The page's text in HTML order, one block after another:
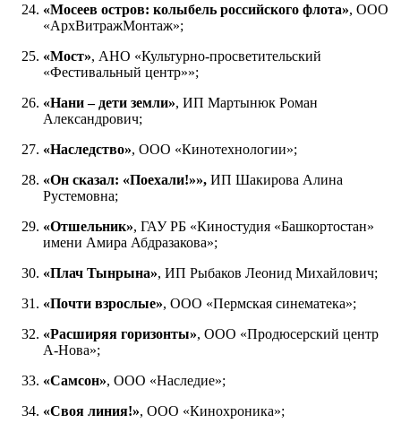
«Мосеев остров: колыбель российского флота», ООО
«АрхВитражМонтаж»;
«Мост», АНО «Культурно-просветительский
«Фестивальный центр»»;
«Нани – дети земли», ИП Мартынюк Роман
Александрович;
«Наследство», ООО «Кинотехнологии»;
«Он сказал: «Поехали!»», ИП Шакирова Алина
Рустемовна;
«Отшельник», ГАУ РБ «Киностудия «Башкортостан»
имени Амира Абдразакова»;
«Плач Тынрына», ИП Рыбаков Леонид Михайлович;
«Почти взрослые», ООО «Пермская синематека»;
«Расширяя горизонты», ООО «Продюсерский центр
А-Нова»;
«Самсон», ООО «Наследие»;
«Своя линия!», ООО «Кинохроника»;